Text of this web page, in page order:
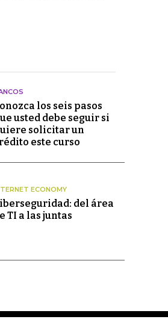
los seis pasos
usted debe seguir si
solicitar un
este curso
ECONOMY
del área
TI a las juntas